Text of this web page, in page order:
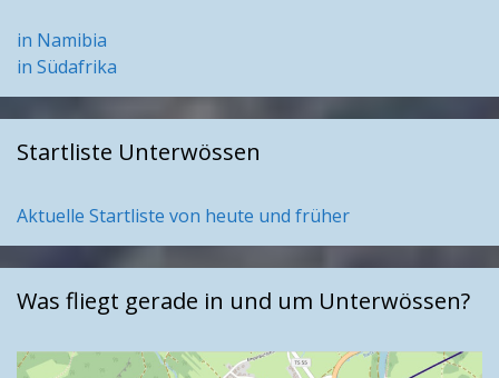
in Namibia
in Südafrika
Startliste Unterwössen
Aktuelle Startliste von heute und früher
Was fliegt gerade in und um Unterwössen?